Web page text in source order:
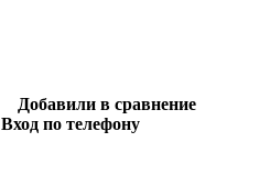
Добавили в сравнение
Вход по телефону